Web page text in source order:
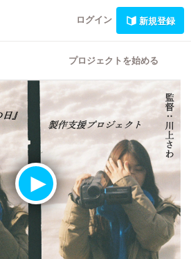
ログイン 新規登録
プロジェクトを始める